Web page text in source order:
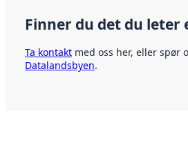
Finner du det du leter
Ta kontakt med oss her, eller spør
Datalandsbyen.